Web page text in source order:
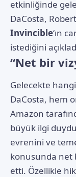
etkinliğinde
DaCosta,
Invincible‘ın
istediğini
“Net bir
Gelecekte
DaCosta, hem
Amazon
büyük ilgi
evrenini ve
konusunda net
etti. Özellikle